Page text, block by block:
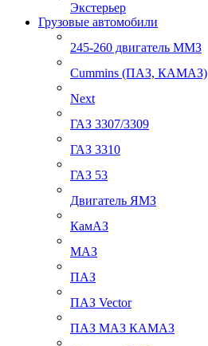
Экстерьер
Грузовые автомобили
245-260 двигатель ММЗ
Cummins (ПАЗ, КАМАЗ)
Next
ГАЗ 3307/3309
ГАЗ 3310
ГАЗ 53
Двигатель ЯМЗ
КамАЗ
МАЗ
ПАЗ
ПАЗ Vector
ПАЗ МАЗ КАМАЗ